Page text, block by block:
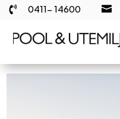
 0411- 14600 